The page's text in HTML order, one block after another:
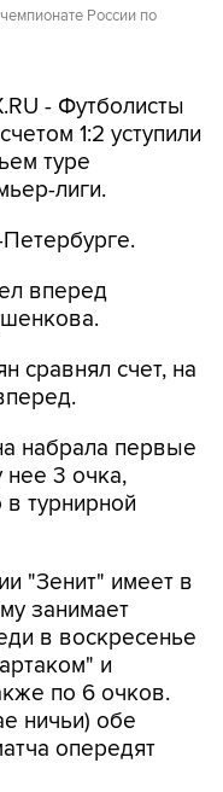
России по
- Футболисты
1:2 уступили
туре
лиги.
вперед
сравнял счет, на
набрала первые
нее 3 очка,
в турнирной
"Зенит" имеет в
занимает
в воскресенье
и
по 6 очков.
ничьи) обе
опередят